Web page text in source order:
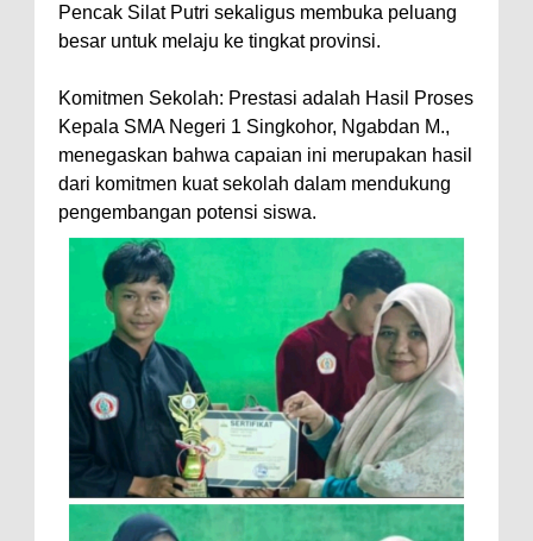
Pencak Silat Putri sekaligus membuka peluang
besar untuk melaju ke tingkat provinsi.
Komitmen Sekolah: Prestasi adalah Hasil Proses
Kepala SMA Negeri 1 Singkohor, Ngabdan M.,
menegaskan bahwa capaian ini merupakan hasil
dari komitmen kuat sekolah dalam mendukung
pengembangan potensi siswa.